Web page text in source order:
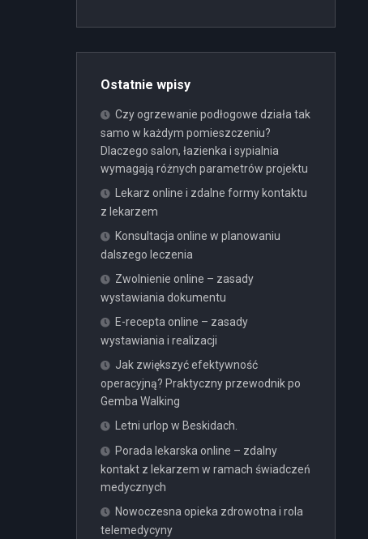
Ostatnie wpisy
Czy ogrzewanie podłogowe działa tak
samo w każdym pomieszczeniu?
Dlaczego salon, łazienka i sypialnia
wymagają różnych parametrów projektu
Lekarz online i zdalne formy kontaktu
z lekarzem
Konsultacja online w planowaniu
dalszego leczenia
Zwolnienie online – zasady
wystawiania dokumentu
E-recepta online – zasady
wystawiania i realizacji
Jak zwiększyć efektywność
operacyjną? Praktyczny przewodnik po
Gemba Walking
Letni urlop w Beskidach.
Porada lekarska online – zdalny
kontakt z lekarzem w ramach świadczeń
medycznych
Nowoczesna opieka zdrowotna i rola
telemedycyny